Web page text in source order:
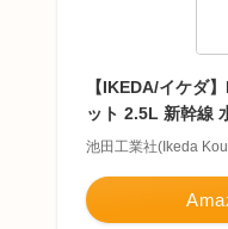
【IKEDA/イケダ
ット 2.5L 新幹線
池田工業社(Ikeda